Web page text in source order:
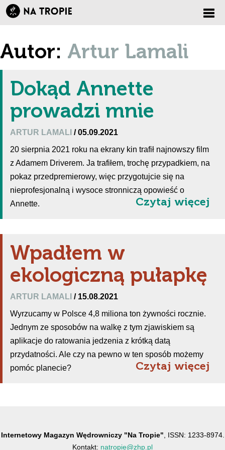
Autor: Artur Lamali
Dokąd Annette
prowadzi mnie
ARTUR LAMALI / 05.09.2021
20 sierpnia 2021 roku na ekrany kin trafił najnowszy film
z Adamem Driverem. Ja trafiłem, trochę przypadkiem, na
pokaz przedpremierowy, więc przygotujcie się na
nieprofesjonalną i wysoce stronniczą opowieść o
Annette.
Czytaj więcej
Wpadłem w
ekologiczną pułapkę
ARTUR LAMALI / 15.08.2021
Wyrzucamy w Polsce 4,8 miliona ton żywności rocznie.
Jednym ze sposobów na walkę z tym zjawiskiem są
aplikacje do ratowania jedzenia z krótką datą
przydatności. Ale czy na pewno w ten sposób możemy
pomóc planecie?
Czytaj więcej
Internetowy Magazyn Wędrowniczy "Na Tropie" , ISSN: 1233-8974.
Kontakt: natropie@zhp.pl